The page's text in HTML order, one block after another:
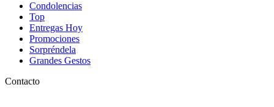
Condolencias
Top
Entregas Hoy
Promociones
Sorpréndela
Grandes Gestos
Contacto